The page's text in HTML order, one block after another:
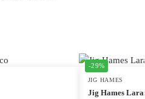
-29%
JIG HAMES
Jig Hames